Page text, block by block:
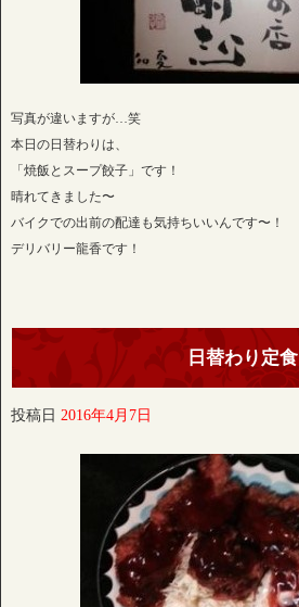
写真が違いますが…笑
本日の日替わりは、
「焼飯とスープ餃子」です！
晴れてきました〜
バイクでの出前の配達も気持ちいいんです〜！
デリバリー龍香です！
日替わり定食
投稿日 2016年4月7日